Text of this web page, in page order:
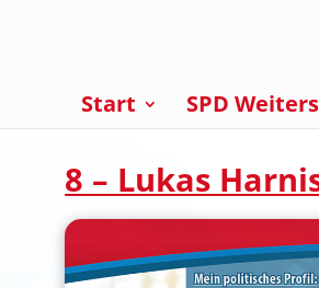
Start SPD
8 – Lukas